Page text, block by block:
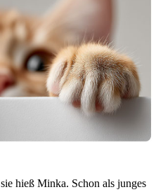
hieß Minka. Schon als junges